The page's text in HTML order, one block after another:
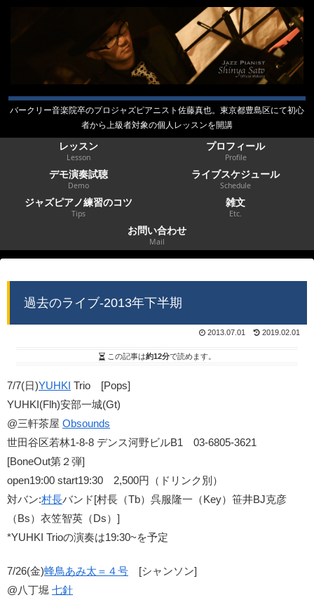
バークリー音楽院卒のプロジャズピアニスト佐藤真也。東京都豊島区にて初心
者から上級者対象の個人レッスンを開講
レッスン
Lesson
プロフィール
Profile
デモ演奏試聴
Demo
ライブスケジュール
Schedule
ジャズピアノ練習のコツ
Tips
雑文
Etc.
お問い合わせ
Mail
過去のライブ-2013年下半期
2013.07.01 2019.02.01
この記事は約12分で読めます。
7/7(日)YUHKI Trio [Pops]
YUHKI(Flh)安部一城(Gt)
@三軒茶屋 Obsounds
世田谷区若林1-8-8 デンス河野ビルB1 03-6805-3621
[BoneOut第２弾]
open19:00 start19:30 2,500円（ドリンク別）
対バン:村長バンド[村長（Tb）呉服隆一（Key）笹井BJ克彦
（Bs）衣笠智英（Ds）]
*YUHKI Trioの演奏は19:30~を予定
7/26(金)蜂鳥あみ太＝４号 [シャンソン]
@八丁堀 七針